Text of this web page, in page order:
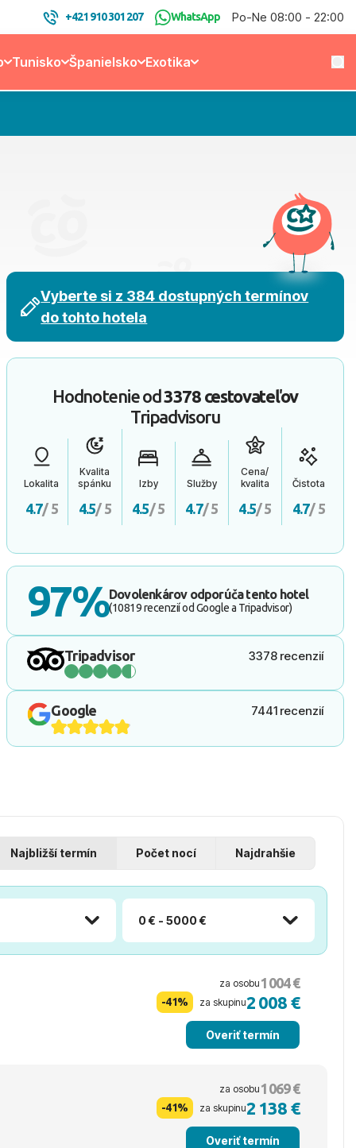
+421 910 301 207 WhatsApp Po-Ne 08:00 - 22:00
Tunisko Španielsko Exotika
Vyberte si z 384 dostupných termínov
do tohto hotela
Hodnotenie od3378 cestovateľov
Tripadvisoru
Lokalita
4.7/ 5
Kvalita
spánku
4.5/ 5
Izby
4.5/ 5
Služby
4.7/ 5
Cena/
kvalita
4.5/ 5
Čistota
4.7/ 5
97%Dovolenkárov odporúča tento hotel
(10819 recenzií od Google a Tripadvisor)
Tripadvisor 3378 recenzií
Google 7441 recenzií
Najbližší termín Počet nocí Najdrahšie
0 € - 5000 €
za osobu 1 004 €
-41% za skupinu2 008 €
Overiť termín
za osobu 1 069 €
-41% za skupinu2 138 €
Overiť termín